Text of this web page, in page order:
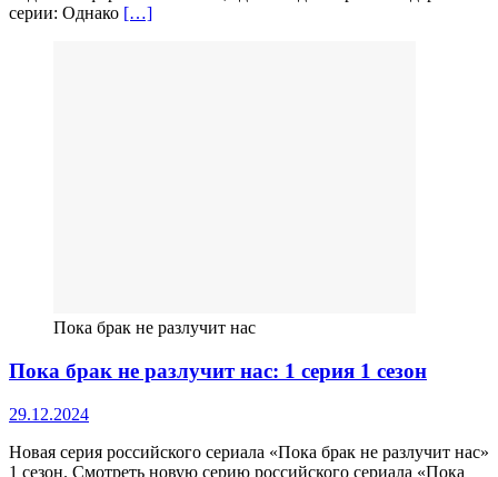
серии: Однако […]
Пока брак не разлучит нас
Пока брак не разлучит нас: 1 серия 1 сезон
29.12.2024
Новая серия российского сериала «Пока брак не разлучит нас»
1 сезон. Смотреть новую серию российского сериала «Пока